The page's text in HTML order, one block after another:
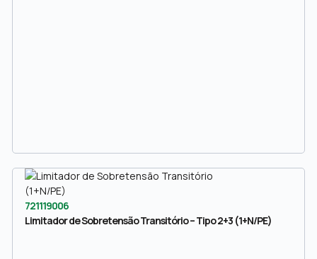
721119006
Limitador de Sobretensão Transitório – Tipo 2+3 (1+N/PE)